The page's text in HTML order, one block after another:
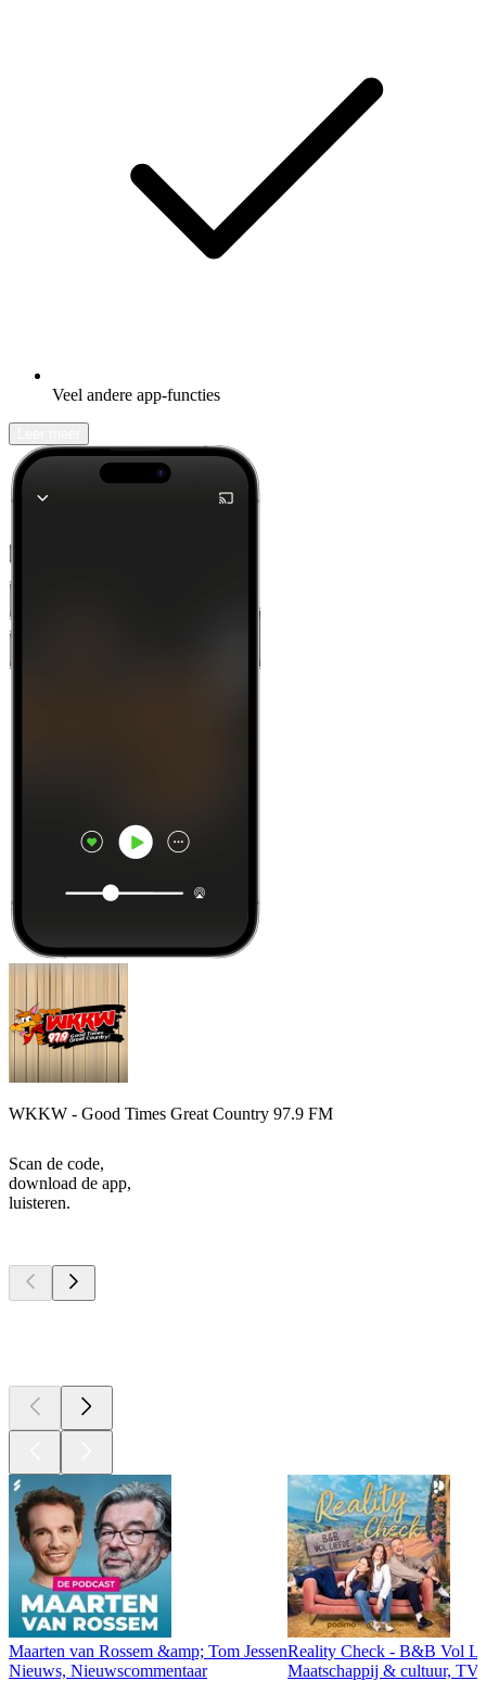
Veel andere app-functies
WKKW - Good Times Great Country 97.9 FM
Scan de code,
download de app,
luisteren.
Maarten van Rossem &amp; Tom Jessen
Nieuws, Nieuwscommentaar
Reality Check - B&B Vol
Maatschappij & cultuur,